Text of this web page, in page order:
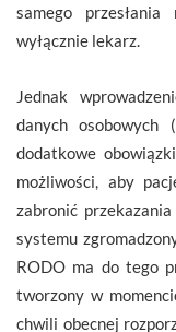
samego
wyłącznie lekarz.
Jednak
danych osobowych
dodatkowe
możliwości, aby
zabronić
systemu
RODO ma do tego
tworzony w
chwili obecnej